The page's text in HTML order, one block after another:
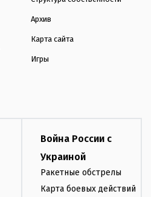
Архив
Карта сайта
Игры
Война России с
Украиной
Ракетные обстрелы
Карта боевых действий